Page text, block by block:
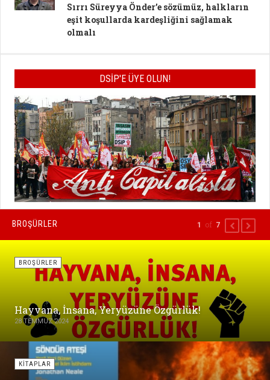
Sırrı Süreyya Önder’e sözümüz, halkların
eşit koşullarda kardeşliğini sağlamak
olmalı
DSİP'E ÜYE OLUN!
BROŞÜRLER
BROŞÜRLER
Hayvana, İnsana, Yeryüzüne Özgürlük!
28 TEMMUZ 2024
KİTAPLAR
1 of 7 PREVIOUS
NEXT